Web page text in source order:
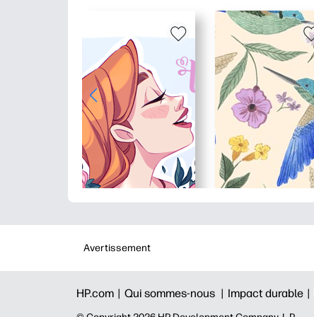
Avertissement
HP.com | Qui sommes-nous | Impact durable |